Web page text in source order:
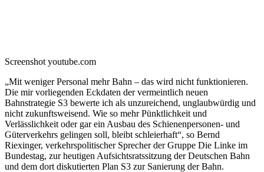
Screenshot youtube.com
„Mit weniger Personal mehr Bahn – das wird nicht funktionieren.
Die mir vorliegenden Eckdaten der vermeintlich neuen
Bahnstrategie S3 bewerte ich als unzureichend, unglaubwürdig und
nicht zukunftsweisend. Wie so mehr Pünktlichkeit und
Verlässlichkeit oder gar ein Ausbau des Schienenpersonen- und
Güterverkehrs gelingen soll, bleibt schleierhaft“, so Bernd
Riexinger, verkehrspolitischer Sprecher der Gruppe Die Linke im
Bundestag, zur heutigen Aufsichtsratssitzung der Deutschen Bahn
und dem dort diskutierten Plan S3 zur Sanierung der Bahn.